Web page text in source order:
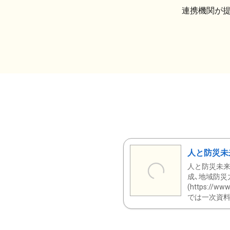
連携機関が
人と防災
人と防災未
成、地域防
(https://
では一次資料